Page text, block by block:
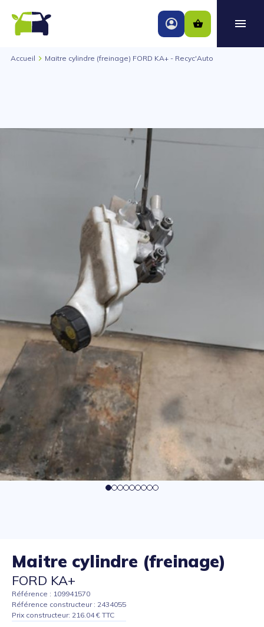
Accueil Maitre cylindre (freinage) FORD KA+ - Recyc'Auto
Maitre cylindre (freinage)
FORD KA+
Référence : 109941570
Référence constructeur : 2434055
Prix constructeur: 216.04 € TTC